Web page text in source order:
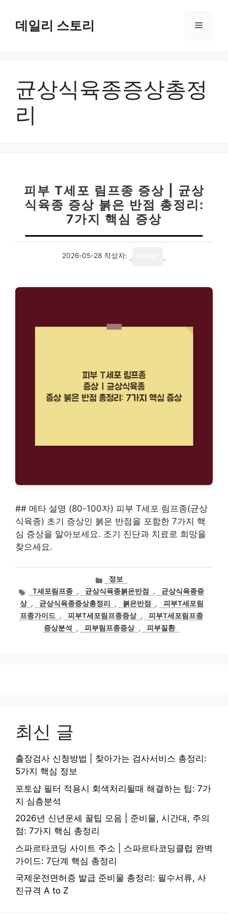
데일리 스토리 메
균상식육종증상총정
리
피부 T세포 림프종 증상 | 균상
식육종 증상 붉은 반점 총정리:
7가지 핵심 증상
2026-05-28 작성자:
## 메타 설명 (80-100자) 피부 T세포 림프종(균상
식육종) 초기 증상인 붉은 반점을 포함한 7가지 핵
심 증상을 알아보세요. 조기 진단과 치료로 희망을
찾으세요.
카
테
고
리
정보
태T세포림프종 , 균상식육종붉은반점 ,
균상식육종증
상 , 균상식육종증상총정리 , 붉은반점 ,
피부T세포림
프종가이드 , 피부T세포림프종증상 ,
피부T세포림프종
증상분석
, 피부림프종증상 , 피부질환
최신 글
출장검사 신청방법 | 찾아가는 검사서비스 총정리:
5가지 핵심 정보
포토샵 필터 적용시 회색처리될때 해결하는 팁: 7가
지 심층분석
2026년 신년운세 꿀팁 모음 | 준비물, 시간대, 주의
점: 7가지 핵심 총정리
스파르타코딩 사이트 주소 | 스파르타코딩클럽 완벽
가이드: 7단계 핵심 총정리
국제운전면허증 발급 준비물 총정리: 필수서류, 사
진규격 A to Z